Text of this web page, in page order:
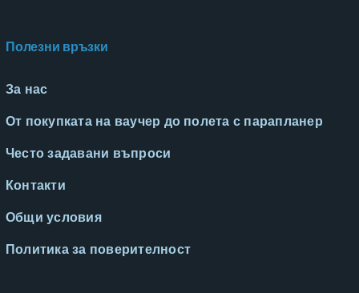
Полезни връзки
За нас
От покупката на ваучер до полета с парапланер
Често задавани въпроси
Контакти
Общи условия
Политика за поверителност